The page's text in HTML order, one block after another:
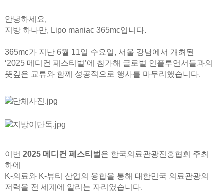
안녕하세요,
지방 하나만, Lipo maniac 365mc입니다.
365mc가 지난 6월 11일 수요일, 서울 강남에서 개최된
‘2025 메디컨 페스티벌’에 참가해 글로벌 인플루언서들과의
뜻깊은 교류와 함께 성공적으로 행사를 마무리했습니다.
이번 2025 메디컨 페스티벌 은 한국의료관광진흥협회 주최
하에
K-의료와 K-뷰티 산업의 융합을 통해 대한민국 의료관광의
저력을 전 세계에 알리는 자리였습니다.